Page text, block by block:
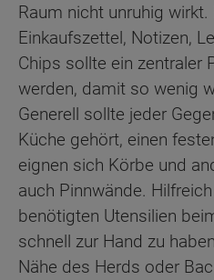
Raum nicht unruhig wirkt.
Einkaufszettel, Notizen,
Chips sollte ein zentraler
werden, damit so wenig
Generell sollte jeder
Küche gehört, einen
eignen sich Körbe und
auch Pinnwände.
benötigten Utensilien
schnell zur Hand zu
Nähe des Herds oder